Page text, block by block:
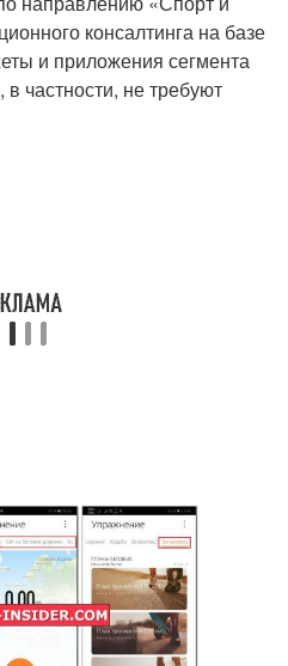
консалтинга на базе
и приложения сегмента
частности, не требуют